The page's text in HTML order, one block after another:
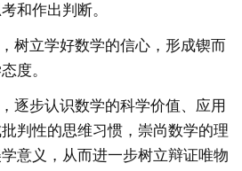
和作出判断。
树立学好数学的信心，形成锲而
度。
逐步认识数学的科学价值、应用
判性的思维习惯，崇尚数学的理
意义，从而进一步树立辩证唯物